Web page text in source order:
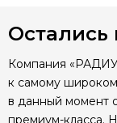
Остались
Компания
к самому
в данный момент
премиум-класса.